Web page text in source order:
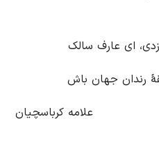
ای عارف سالک‌
رندان جهان باش
علامه کرباسچیان